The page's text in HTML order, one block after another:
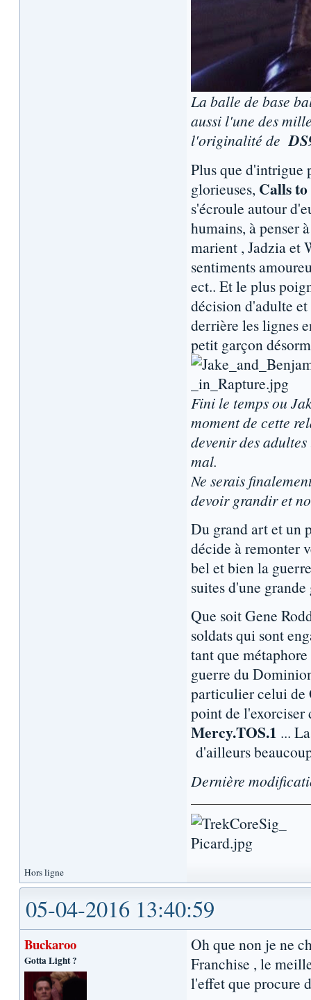
La balle de base
aussi l'une des
l'originalité de
Plus que d'intrigue
glorieuses, Calls
s'écroule autour
humains, à penser
marient , Jadzia et
sentiments
ect.. Et le plus
décision d'adulte
derrière les lignes
petit garçon
Fini le temps ou
moment de cette
devenir des
mal.
Ne serais
devoir grandir et
Du grand art et un
décide à remonter
bel et bien la
suites d'une
Que soit Gene
soldats qui sont
tant que
guerre du
particulier celui de
point de l'exorciser
Mercy.TOS.1 ...
d'ailleurs
Dernière
Hors ligne
05-04-2016 13:40:59
Buckaroo
Gotta Light ?
Oh que non je ne
Franchise , le
l'effet que procure